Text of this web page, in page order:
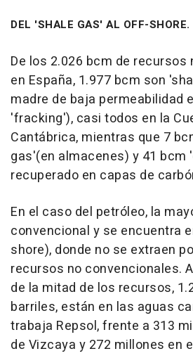
DEL 'SHALE GAS' AL OFF-SHORE.
De los 2.026 bcm de
en España, 1.977 bcm son
madre de baja permeabilidad
'fracking'), casi todos en la
Cantábrica, mientras que 7
gas'(en almacenes) y 41 bcm
recuperado en capas de
En el caso del petróleo, la
convencional y se encuentra
shore), donde no se extraen
recursos no convencionales.
de la mitad de los recursos,
barriles, están en las aguas
trabaja Repsol, frente a 313
de Vizcaya y 272 millones en